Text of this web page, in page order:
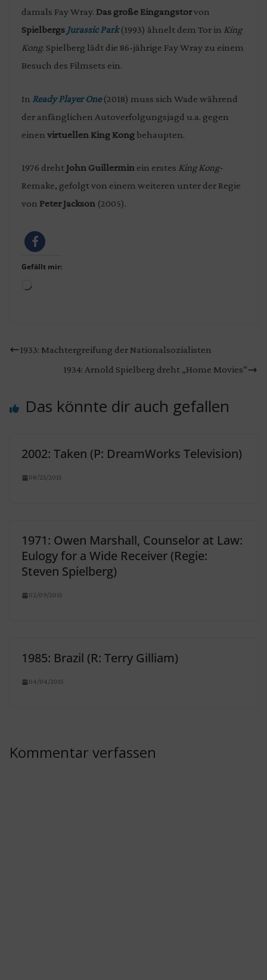
damals Fay Wray. Das große Eingangstorvon
Spielbergs Jurassic Park (1993) ähnelt dem Tor in King
Kong. Spielberg lädt die 86-jährige Fay Wray zu einem
Besuch des Filmsets ein.
In Ready Player One (2018) muss sich Wade während
der anfänglichen Autoverfolgungsjagd u.a. gegen
einen virtuellen King Kong behaupten.
1976 dreht John Guillermin ein erstes King Kong-
Remake, gefolgt von einem weiteren unter der Regie
von Peter Jackson (2005).
Gefällt mir:
Wird
1933: Machtergreifung der Nationalsozialisten
1934: Arnold Spielberg dreht „Home Movies“
Das könnte dir auch gefallen
2002: Taken (P: DreamWorks Television)
08/25/2015
1971: Owen Marshall, Counselor at Law:
Eulogy for a Wide Receiver (Regie:
Steven Spielberg)
02/09/2015
1985: Brazil (R: Terry Gilliam)
04/04/2015
Kommentar verfassen